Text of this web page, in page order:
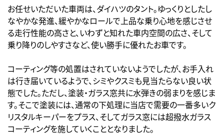
お任せいただいた車両は、ダイハツのタント。ゆっくりとしたし
なやかな発進、緩やかなロールで上品な乗り心地を感じさせ
る走行性能の高さと、いわずと知れた車内空間の広さ、そして
乗り降りのしやすさなど、使い勝手に優れたお車です。
コーティング等の処置はされていないようでしたが、お手入れ
は行き届いているようで、シミやクスミも見当たらない良い状
態でした。ただし、塗装・ガラス窓共に水弾きの弱まりを感じま
す。そこで塗装には、通常の下処理に当店で需要の一番多いク
リスタルキーパーをプラス、そしてガラス窓には超撥水ガラス
コーティングを施していくこととなりました。